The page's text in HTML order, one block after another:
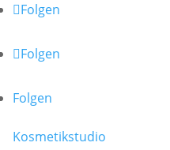
Folgen
Folgen
Folgen
Kosmetikstudio